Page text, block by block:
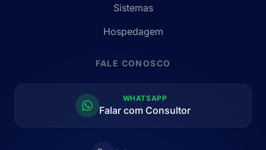
Sistemas
Hospedagem
FALE CONOSCO
WHATSAPP
Falar com Consultor